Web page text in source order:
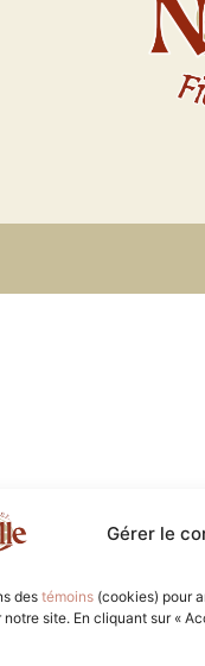
Gérer le
destémoins (cookies) pour
notre site. En cliquant sur «